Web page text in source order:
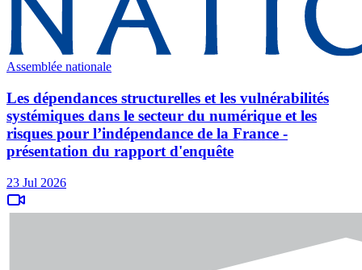
Assemblée nationale
Les dépendances structurelles et les vulnérabilités
systémiques dans le secteur du numérique et les
risques pour l’indépendance de la France -
présentation du rapport d'enquête
23 Jul 2026